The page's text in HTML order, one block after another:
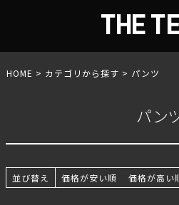
HOME カテゴリから探す パンツ
パン
並び替え 価格が安い順 価格が高い